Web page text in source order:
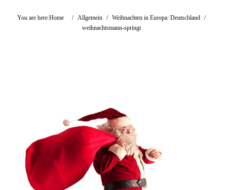
You are here:Home / Allgemein / Weihnachten in Europa: Deutschland /
weihnachtsmann-springt